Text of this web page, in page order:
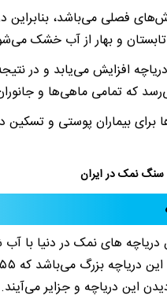
فصلی می‌باشد،
افزایش می‌یابد و در
که تمامی ماهی‌ها و
برای بیماران پوستی و
سنگ نمک در ایران
دریاچه های نمک در دنیا با
این دریاچه و جزایر می‌آیند.